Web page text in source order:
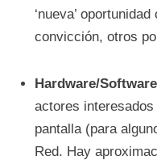
‘nueva’
convicción, otros
Hardware/Software
actores
pantalla (para
Red. Hay